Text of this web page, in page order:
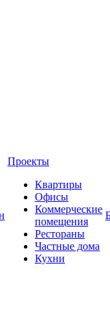
Проекты
Квартиры
Офисы
Коммерческие
помещения
Рестораны
Частные дома
Кухни